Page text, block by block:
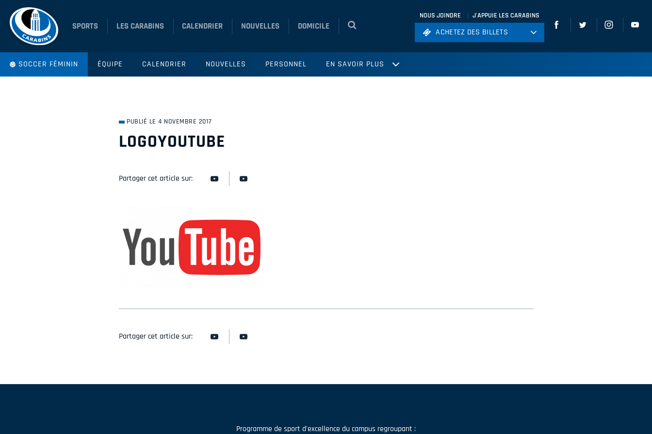
SPORTS LES CARABINS CALENDRIER NOUVELLES DOMICILE
NOUS JOINDRE J'APPUIE LES CARABINS
ACHETEZ DES BILLETS
ACHETEZ DES BILLETS
SOCCER FÉMININ ÉQUIPE CALENDRIER NOUVELLES PERSONNEL EN SAVOIR PLUS
PUBLIÉ LE 4 NOVEMBRE 2017
LOGOYOUTUBE
Partager cet article sur:
Partager cet article sur:
Programme de sport d'excellence du campus regroupant :